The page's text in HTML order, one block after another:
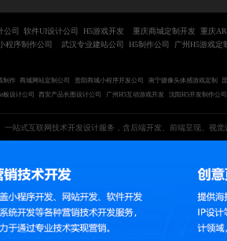
公司 软件UI设计公司 H5游戏开发 重庆商城定制开发 重庆
程序制作公司 武汉专业建站公司 H5制作公司 广州H5游戏定
制作 商城网站定制公司 贵阳商城小程序开发公司 南宁摄像头体感游戏定制
板设计公司 西安产品长图设计公司 广州H5互动游戏开发 沈阳H5开发制作公司
一站式互联网技术开发设计服务，含后端开发、前端呈现、视